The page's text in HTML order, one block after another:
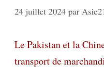
24 juillet 2024 par
Le Pakistan et la
transport de